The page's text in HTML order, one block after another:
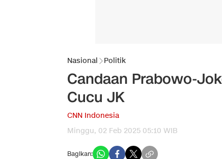
Nasional Politik
Candaan Prabowo-
Cucu JK
CNN Indonesia
Minggu, 02 Feb 2025 05:10 WIB
Bagikan: